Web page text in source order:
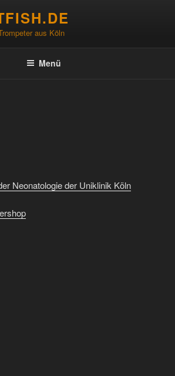
aus Köln
Menü
Neonatologie der Uniklinik Köln